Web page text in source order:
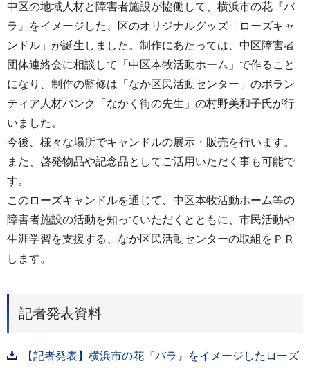
中区の地域人材と障害者施設が協働して、横浜市の花『バ
ラ』をイメージした、区のオリジナルグッズ「ローズキャ
ンドル」が誕生しました。制作にあたっては、中区障害者
団体連絡会に相談して「中区本牧活動ホーム」で作ること
になり、制作の監修は「なか区民活動センター」のボラン
ティア人材バンク「なかく街の先生」の村野美和子氏が行
いました。
今後、様々な場所でキャンドルの展示・販売を行います。
また、啓発物品や記念品としてご活用いただく事も可能で
す。
このローズキャンドルを通じて、中区本牧活動ホーム等の
障害者施設の活動を知っていただくとともに、市民活動や
生涯学習を支援する、なか区民活動センターの取組をＰＲ
します。
記者発表資料
【記者発表】横浜市の花『バラ』をイメージしたローズ